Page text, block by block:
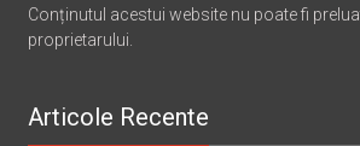
Conținutul acestui website nu poate fi
proprietarului.
Articole Recente